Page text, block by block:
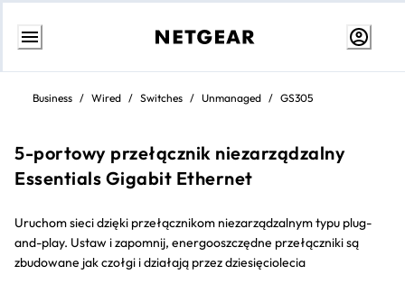
Weiter
InhaltBusiness / Wired / Switches / Unmanaged / GS305
5-portowy przełącznik niezarządzalny
Essentials Gigabit Ethernet
Uruchom sieci dzięki przełącznikom niezarządzalnym typu plug-
and-play. Ustaw i zapomnij, energooszczędne przełączniki są
zbudowane jak czołgi i działają przez dziesięciolecia